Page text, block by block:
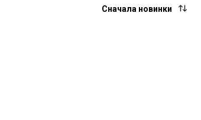
Сначала новинки